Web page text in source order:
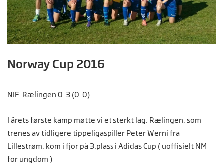
Norway Cup 2016
NIF-Rælingen 0-3 (0-0)
I årets første kamp møtte vi et sterkt lag. Rælingen, som
trenes av tidligere tippeligaspiller Peter Werni fra
Lillestrøm, kom i fjor på 3.plass i Adidas Cup ( uoffisielt NM
for ungdom )